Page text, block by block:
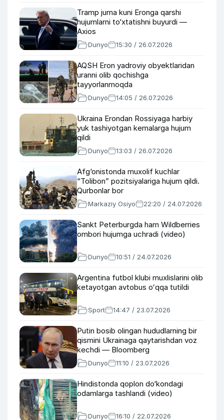
Tramp juma kuni Eronga qarshi
hujumlarni to‘xtatishni buyurdi —
Axios
Dunyo 15:30 / 26.07.2026
AQSH Eron yadroviy obyektlaridan
uranni olib qochishga
tayyorlanmoqda
Dunyo 14:05 / 26.07.2026
Ukraina Erondan Rossiyaga harbiy
yuk tashiyotgan kemalarga hujum
qildi
Dunyo 13:03 / 26.07.2026
Afg‘onistonda muxolif kuchlar
“Tolibon” pozitsiyalariga hujum qildi.
Qurbonlar bor
Markaziy Osiyo 22:20 / 24.07.2026
Sankt Peterburgda ham Wildberries
ombori hujumga uchradi (video)
Dunyo 10:51 / 24.07.2026
Argentina futbol klubi muxlislarini olib
ketayotgan avtobus oʻqqa tutildi
Sport 14:47 / 23.07.2026
Putin bosib olingan hududlarning bir
qismini Ukrainaga qaytarishdan voz
kechdi — Bloomberg
Dunyo 11:10 / 23.07.2026
Hindistonda qoplon do‘kondagi
odamlarga tashlandi (video)
Dunyo 16:10 / 22.07.2026